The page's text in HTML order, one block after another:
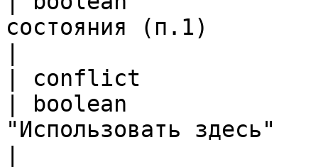
состояния (п.1)
| conflict
| boolean
"Использовать